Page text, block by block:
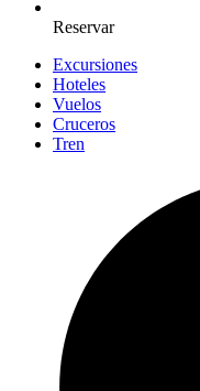
Reservar
Excursiones
Hoteles
Vuelos
Cruceros
Tren